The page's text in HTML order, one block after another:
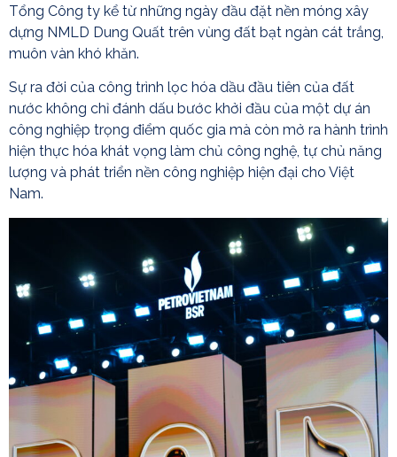
Tổng Công ty kể từ những ngày đầu đặt nền móng xây
dựng NMLD Dung Quất trên vùng đất bạt ngàn cát trắng,
muôn vàn khó khăn.
Sự ra đời của công trình lọc hóa dầu đầu tiên của đất
nước không chỉ đánh dấu bước khởi đầu của một dự án
công nghiệp trọng điểm quốc gia mà còn mở ra hành trình
hiện thực hóa khát vọng làm chủ công nghệ, tự chủ năng
lượng và phát triển nền công nghiệp hiện đại cho Việt
Nam.